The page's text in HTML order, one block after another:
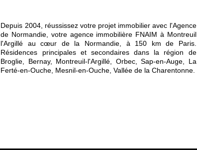
Depuis 2004, réussissez votre projet immobilier avec l'Agence
de Normandie, votre agence immobilière FNAIM à Montreuil
l'Argillé au cœur de la Normandie, à 150 km de Paris.
Résidences principales et secondaires dans la région de
Broglie, Bernay, Montreuil-l'Argillé, Orbec, Sap-en-Auge, La
Ferté-en-Ouche, Mesnil-en-Ouche, Vallée de la Charentonne.